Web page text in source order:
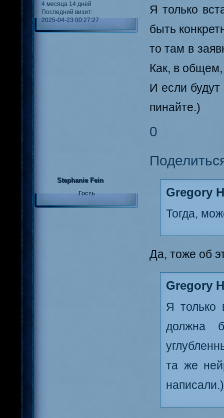
4 месяца 14 дней
Последний визит:
2025-04-23 00:27:27
Я только
быть
то там в
Как, в
И если
пинайте.)
0
Stephanie Fein
Гость Gregory
Тогда,
Да, тоже об
Gregory
Я только
должна
та же
написали.)